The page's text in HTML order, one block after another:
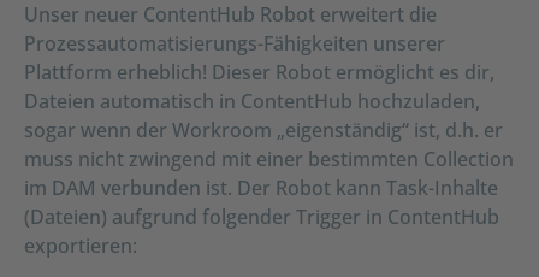
Unser neuer ContentHub Robot erweitert die
Prozessautomatisierungs-Fähigkeiten unserer
Plattform erheblich! Dieser Robot ermöglicht es dir,
Dateien automatisch in ContentHub hochzuladen,
sogar wenn der Workroom „eigenständig“ ist, d.h. er
muss nicht zwingend mit einer bestimmten Collection
im DAM verbunden ist. Der Robot kann Task-Inhalte
(Dateien) aufgrund folgender Trigger in ContentHub
exportieren: